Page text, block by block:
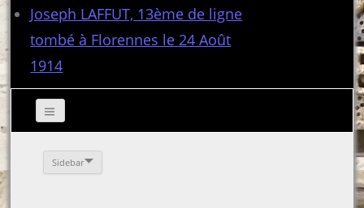
Joseph LAFFUT, 13ème de ligne
tombé à Florennes le 24 Août
1914
Sidebar